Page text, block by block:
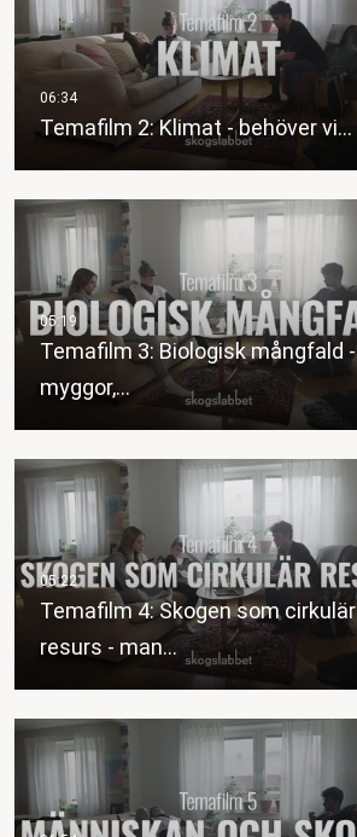
Temafilm 2: Klimat - behöver vi…
Temafilm 3: Biologisk mångfald -
myggor,…
Temafilm 4: Skogen som cirkulär
resurs - man…